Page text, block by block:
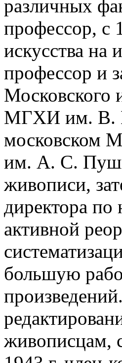
различных
профессор, с
искусства на
профессор и
Московского
МГХИ им. В.
московском
им. А. С.
живописи,
директора по
активной
большую
живописцам,